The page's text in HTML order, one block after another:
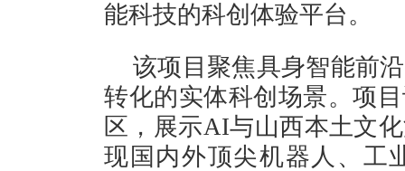
能科技的科创体验平台。
该项目聚焦具身智能前
转化的实体科创场景。项
区，展示AI与山西本土文
现国内外顶尖机器人、工